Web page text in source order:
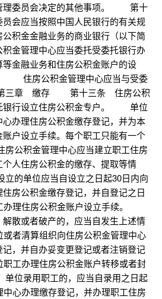
管理委员会决定的其他事项。 第十
会应当按照中国人民银行的有关规
积金金融业务的商业银行（以下简
金管理中心应当委托受委托银行办
金融业务和住房公积金账户的设
住房公积金管理中心应当与受委
第三章 缴存 第十三条 住房公积
银行设立住房公积金专户。 单位
办理住房公积金缴存登记，并为本
户设立手续。每个职工只能有一个
积金管理中心应当建立职工住房
人住房公积金的缴存、提取等情
单位应当自设立之日起30日内向
房公积金缴存登记，并自登记之日
办理住房公积金账户设立手续。
散或者破产的，应当自发生上述情
者清算组织向住房公积金管理中心
，并自办妥变更登记或者注销登记
工办理住房公积金账户转移或者封
录用职工的，应当自录用之日起
心办理缴存登记，并办理职工住房